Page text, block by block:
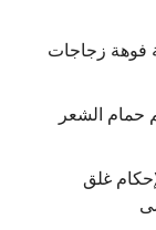
فوهة زجاجات
الشعر
غلق